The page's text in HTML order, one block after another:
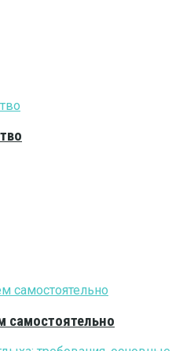
самостоятельно